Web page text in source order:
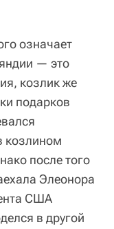
означает
— это
козлик же
подарков
козлином
после того
Элеонора
США
в другой